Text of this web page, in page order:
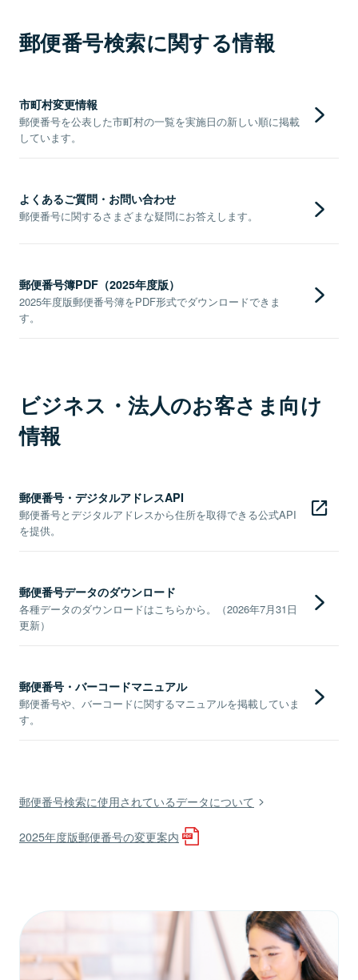
郵便番号検索に関する情報
市町村変更情報
郵便番号を公表した市町村の一覧を実施日の新しい順に掲載
しています。
よくあるご質問・お問い合わせ
郵便番号に関するさまざまな疑問にお答えします。
郵便番号簿PDF（2025年度版）
2025年度版郵便番号簿をPDF形式でダウンロードできま
す。
ビジネス・法人のお客さま向け
情報
郵便番号・デジタルアドレスAPI
郵便番号とデジタルアドレスから住所を取得できる公式API
を提供。
郵便番号データのダウンロード
各種データのダウンロードはこちらから。（2026年7月31日
更新）
郵便番号・バーコードマニュアル
郵便番号や、バーコードに関するマニュアルを掲載していま
す。
郵便番号検索に使用されているデータについて
2025年度版郵便番号の変更案内